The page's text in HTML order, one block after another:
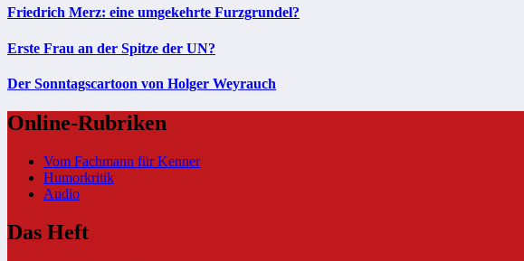
Friedrich Merz: eine umgekehrte Furzgrundel?
Erste Frau an der Spitze der UN?
Der Sonntagscartoon von Holger Weyrauch
Online-Rubriken
Vom Fachmann für Kenner
Humorkritik
Audio
Das Heft